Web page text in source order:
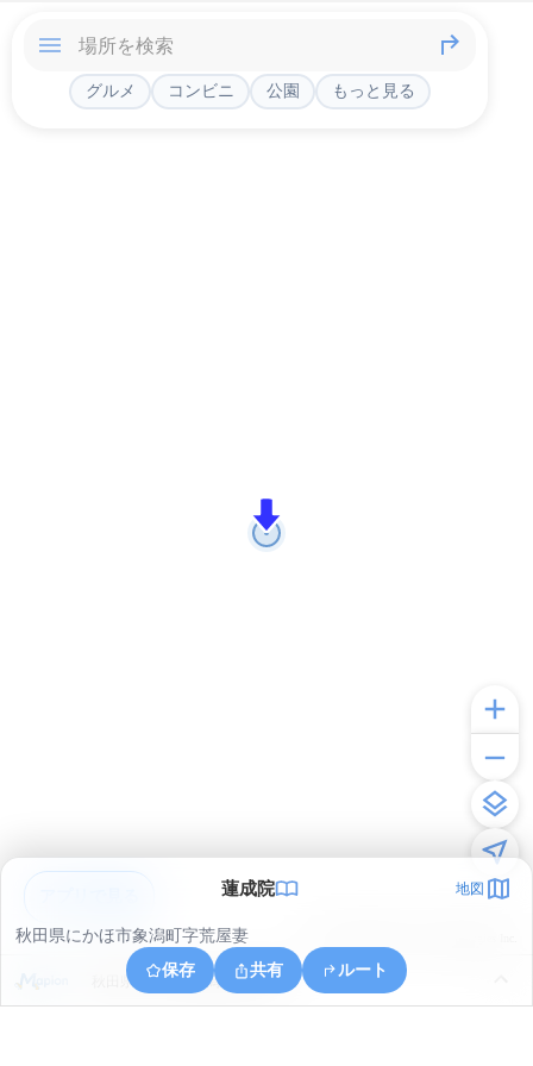
グルメ コンビニ 公園 もっと見る
蓮成院 地図
秋田県にかほ市象潟町字荒屋妻
保存
共有 ルート
秋田県にかほ市象潟町字冠石下